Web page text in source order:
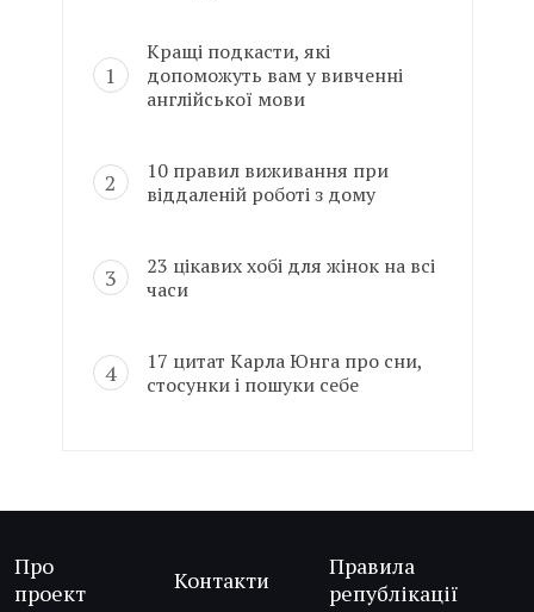
Кращі подкасти, які
допоможуть вам у вивченні
англійської мови
10 правил виживання при
віддаленій роботі з дому
23 цікавих хобі для жінок на всі
часи
17 цитат Карла Юнга про сни,
стосунки і пошуки себе
Про
проект
Контакти
Правила
републікації